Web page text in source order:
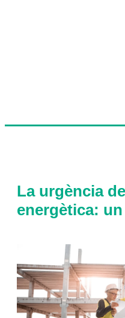
La urgència
energètica: